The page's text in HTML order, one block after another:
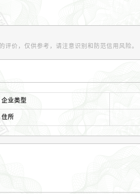
价，仅供参考，请注意识别和防范信用风险。
企业类型
住所